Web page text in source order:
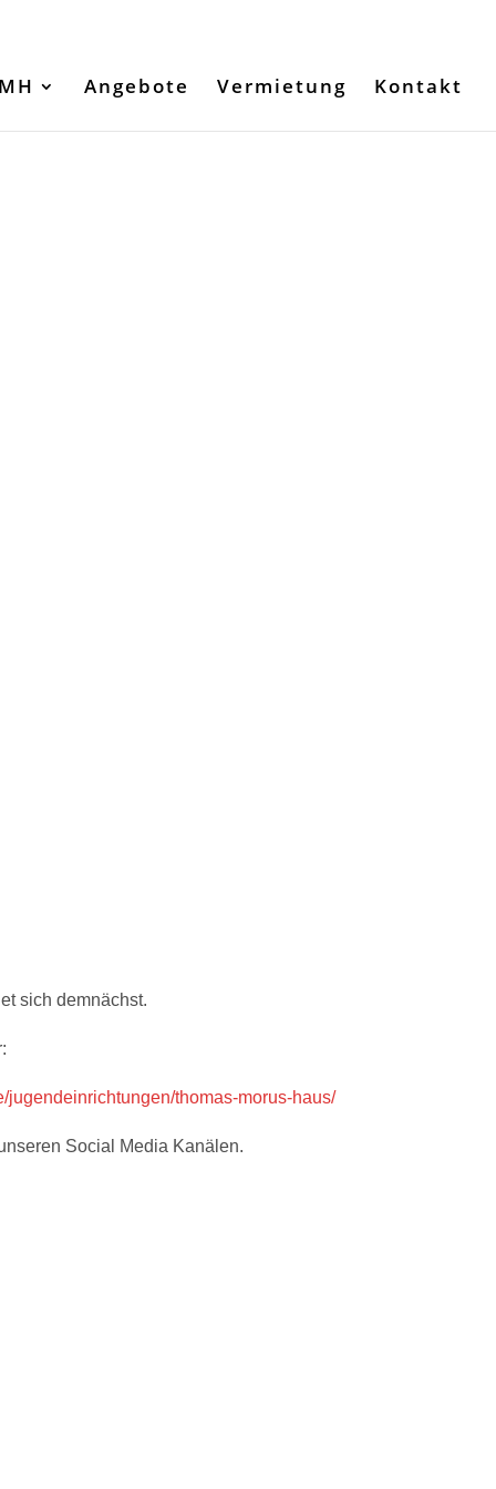
Angebote Vermietung Kontakt
sich demnächst.
jugendeinrichtungen/thomas-morus-haus/
Social Media Kanälen.